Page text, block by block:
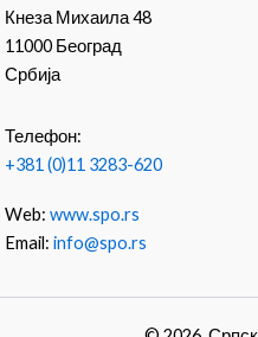
Кнеза Михаила 48
11000 Београд
Србија
Телефон:
+381 (0)11 3283-620
Web:www.spo.rs
Email:info@spo.rs